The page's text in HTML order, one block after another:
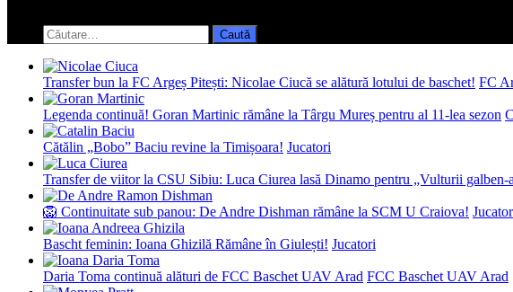
search
form
Caută
după:
Transfer bun la FC Argeș Pitești: Nicolae Ciucă se alătură lotului de baschet! FC
Legenda continuă! Goran Martinic rămâne la Târgu Mureș pentru al 11-lea sezon
Cătălin „Bobo” Baciu revine la Timișoara! Jucatori
Transfer de viitor la CSU Sibiu: Luca Ciurea lasă Dinamo pentru „Vulturii galben-
🦁 Continuitate sub panou: De Andre Dishman rămâne la SCM U Craiova!
Bascht feminin: Ioana Ghizilă Rămâne în Giulești! Jucatori
Daria Toma continuă alături de FCC Baschet UAV Arad FCC Baschet UAV Arad